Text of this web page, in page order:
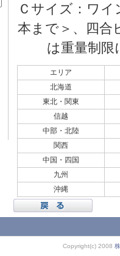
Ｃサイズ：ワイ
本まで＞、四
は重量制
エリア
北海道
東北・関東
信越
中部・北陸
関西
中国・四国
九州
沖縄
Copyright(c) 2008